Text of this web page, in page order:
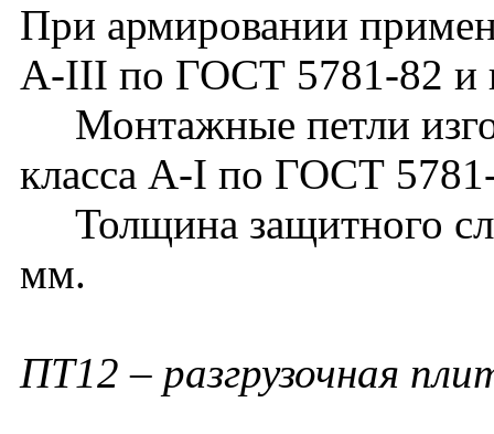
При армировании
А-III по ГОСТ 5781-82 и
Монтажные петли
класса А-I по ГОСТ
Толщина защитного
мм.
ПТ12 – разгрузочная